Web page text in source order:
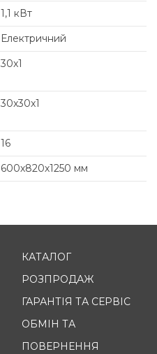
1,1 кВт
Електричний
30x1
30x30x1
16
600х820х1250 мм
КАТАЛОГ
РОЗПРОДАЖ
ГАРАНТІЯ ТА СЕРВІС
ОБМІН ТА
ПОВЕРНЕННЯ